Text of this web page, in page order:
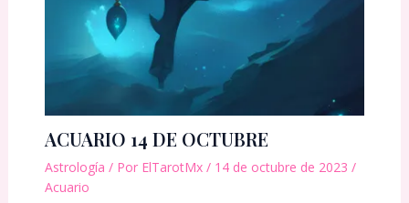
ACUARIO 14 DE OCTUBRE
Astrología / Por ElTarotMx / 14 de octubre de 2023 /
Acuario